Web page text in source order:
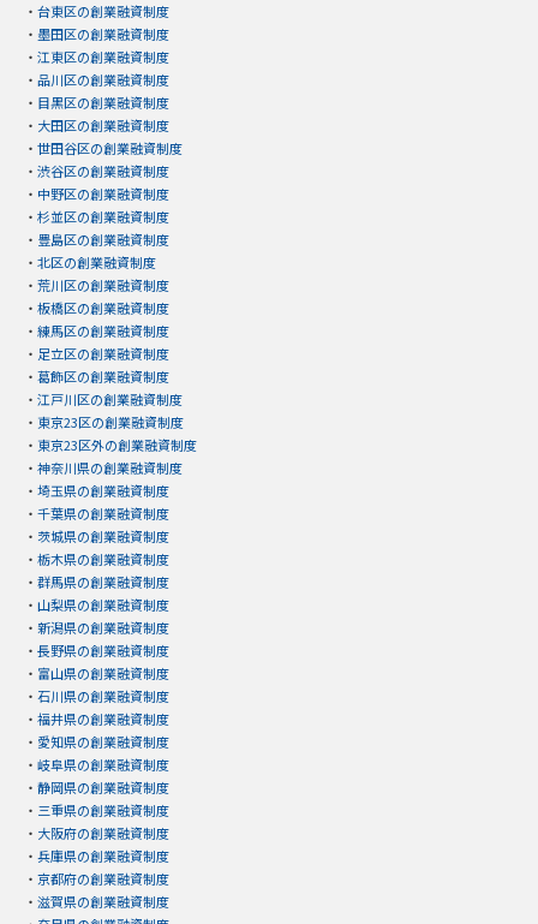
・ 台東区の創業融資制度
・ 墨田区の創業融資制度
・ 江東区の創業融資制度
・ 品川区の創業融資制度
・ 目黒区の創業融資制度
・ 大田区の創業融資制度
・ 世田谷区の創業融資制度
・ 渋谷区の創業融資制度
・ 中野区の創業融資制度
・ 杉並区の創業融資制度
・ 豊島区の創業融資制度
・ 北区の創業融資制度
・ 荒川区の創業融資制度
・ 板橋区の創業融資制度
・ 練馬区の創業融資制度
・ 足立区の創業融資制度
・ 葛飾区の創業融資制度
・ 江戸川区の創業融資制度
・ 東京23区の創業融資制度
・ 東京23区外の創業融資制度
・ 神奈川県の創業融資制度
・ 埼玉県の創業融資制度
・ 千葉県の創業融資制度
・ 茨城県の創業融資制度
・ 栃木県の創業融資制度
・ 群馬県の創業融資制度
・ 山梨県の創業融資制度
・ 新潟県の創業融資制度
・ 長野県の創業融資制度
・ 富山県の創業融資制度
・ 石川県の創業融資制度
・ 福井県の創業融資制度
・ 愛知県の創業融資制度
・ 岐阜県の創業融資制度
・ 静岡県の創業融資制度
・ 三重県の創業融資制度
・ 大阪府の創業融資制度
・ 兵庫県の創業融資制度
・ 京都府の創業融資制度
・ 滋賀県の創業融資制度